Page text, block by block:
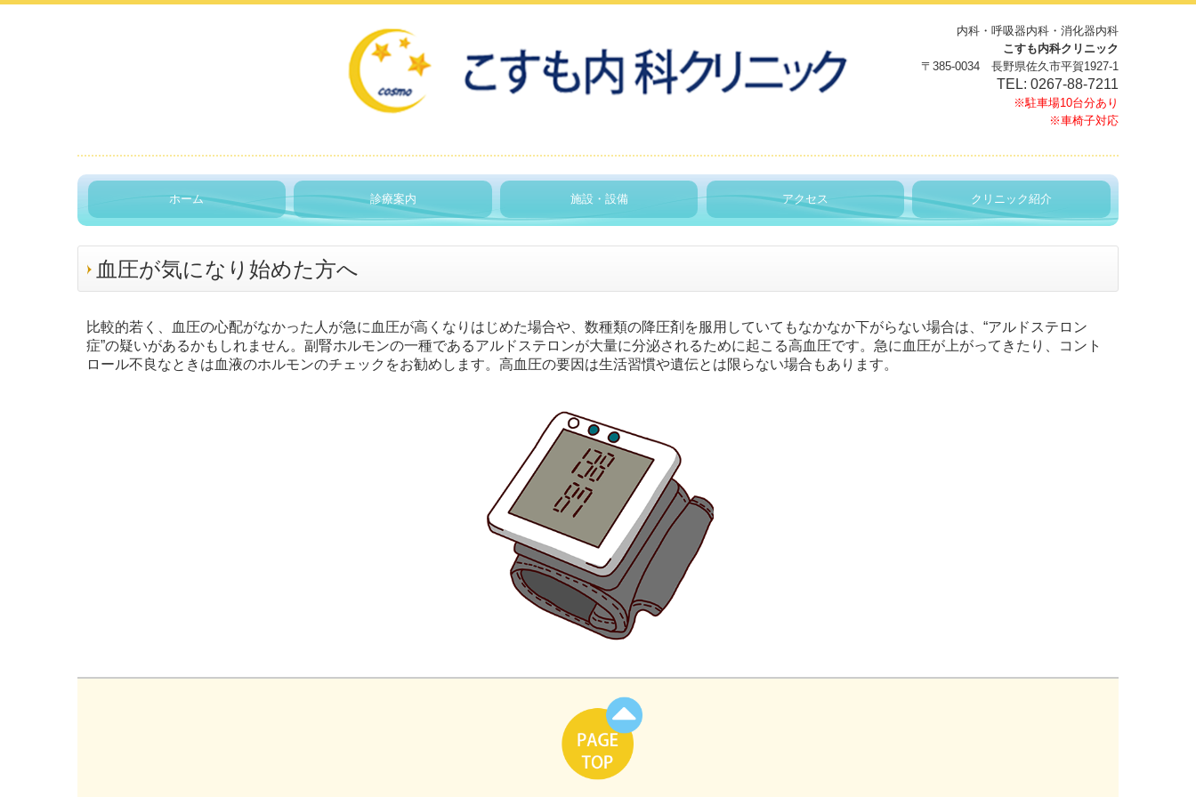
内科・呼吸器内科・消化器内科
こすも内科クリニック
〒385-0034 長野県佐久市平賀1927-1
TEL: 0267-88-7211
※駐車場10台分あり
※車椅子対応
ホーム 診療案内 施設・設備 アクセス クリニック紹介
血圧が気になり始めた方へ
比較的若く、血圧の心配がなかった人が急に血圧が高くなりはじめた場合や、数種類の降圧剤を服用していてもなかなか下がらない場合は、“アルドステロン
症”の疑いがあるかもしれません。副腎ホルモンの一種であるアルドステロンが大量に分泌されるために起こる高血圧です。急に血圧が上がってきたり、コント
ロール不良なときは血液のホルモンのチェックをお勧めします。高血圧の要因は生活習慣や遺伝とは限らない場合もあります。